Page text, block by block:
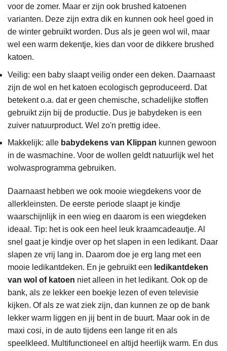
voor de zomer. Maar er zijn ook brushed katoenen
varianten. Deze zijn extra dik en kunnen ook heel goed in
de winter gebruikt worden. Dus als je geen wol wil, maar
wel een warm dekentje, kies dan voor de dikkere brushed
katoen.
Veilig: een baby slaapt veilig onder een deken. Daarnaast
zijn de wol en het katoen ecologisch geproduceerd. Dat
betekent o.a. dat er geen chemische, schadelijke stoffen
gebruikt zijn bij de productie. Dus je babydeken is een
zuiver natuurproduct. Wel zo'n prettig idee.
Makkelijk: alle babydekens van Klippan kunnen gewoon
in de wasmachine. Voor de wollen geldt natuurlijk wel het
wolwasprogramma gebruiken.
Daarnaast hebben we ook mooie wiegdekens voor de
allerkleinsten. De eerste periode slaapt je kindje
waarschijnlijk in een wieg en daarom is een wiegdeken
ideaal. Tip: het is ook een heel leuk kraamcadeautje. Al
snel gaat je kindje over op het slapen in een ledikant. Daar
slapen ze vrij lang in. Daarom doe je erg lang met een
mooie ledikantdeken. En je gebruikt een ledikantdeken
van wol of katoen niet alleen in het ledikant. Ook op de
bank, als ze lekker een boekje lezen of even televisie
kijken. Of als ze wat ziek zijn, dan kunnen ze op de bank
lekker warm liggen en jij bent in de buurt. Maar ook in de
maxi cosi, in de auto tijdens een lange rit en als
speelkleed. Multifunctioneel en altijd heerlijk warm. En dus